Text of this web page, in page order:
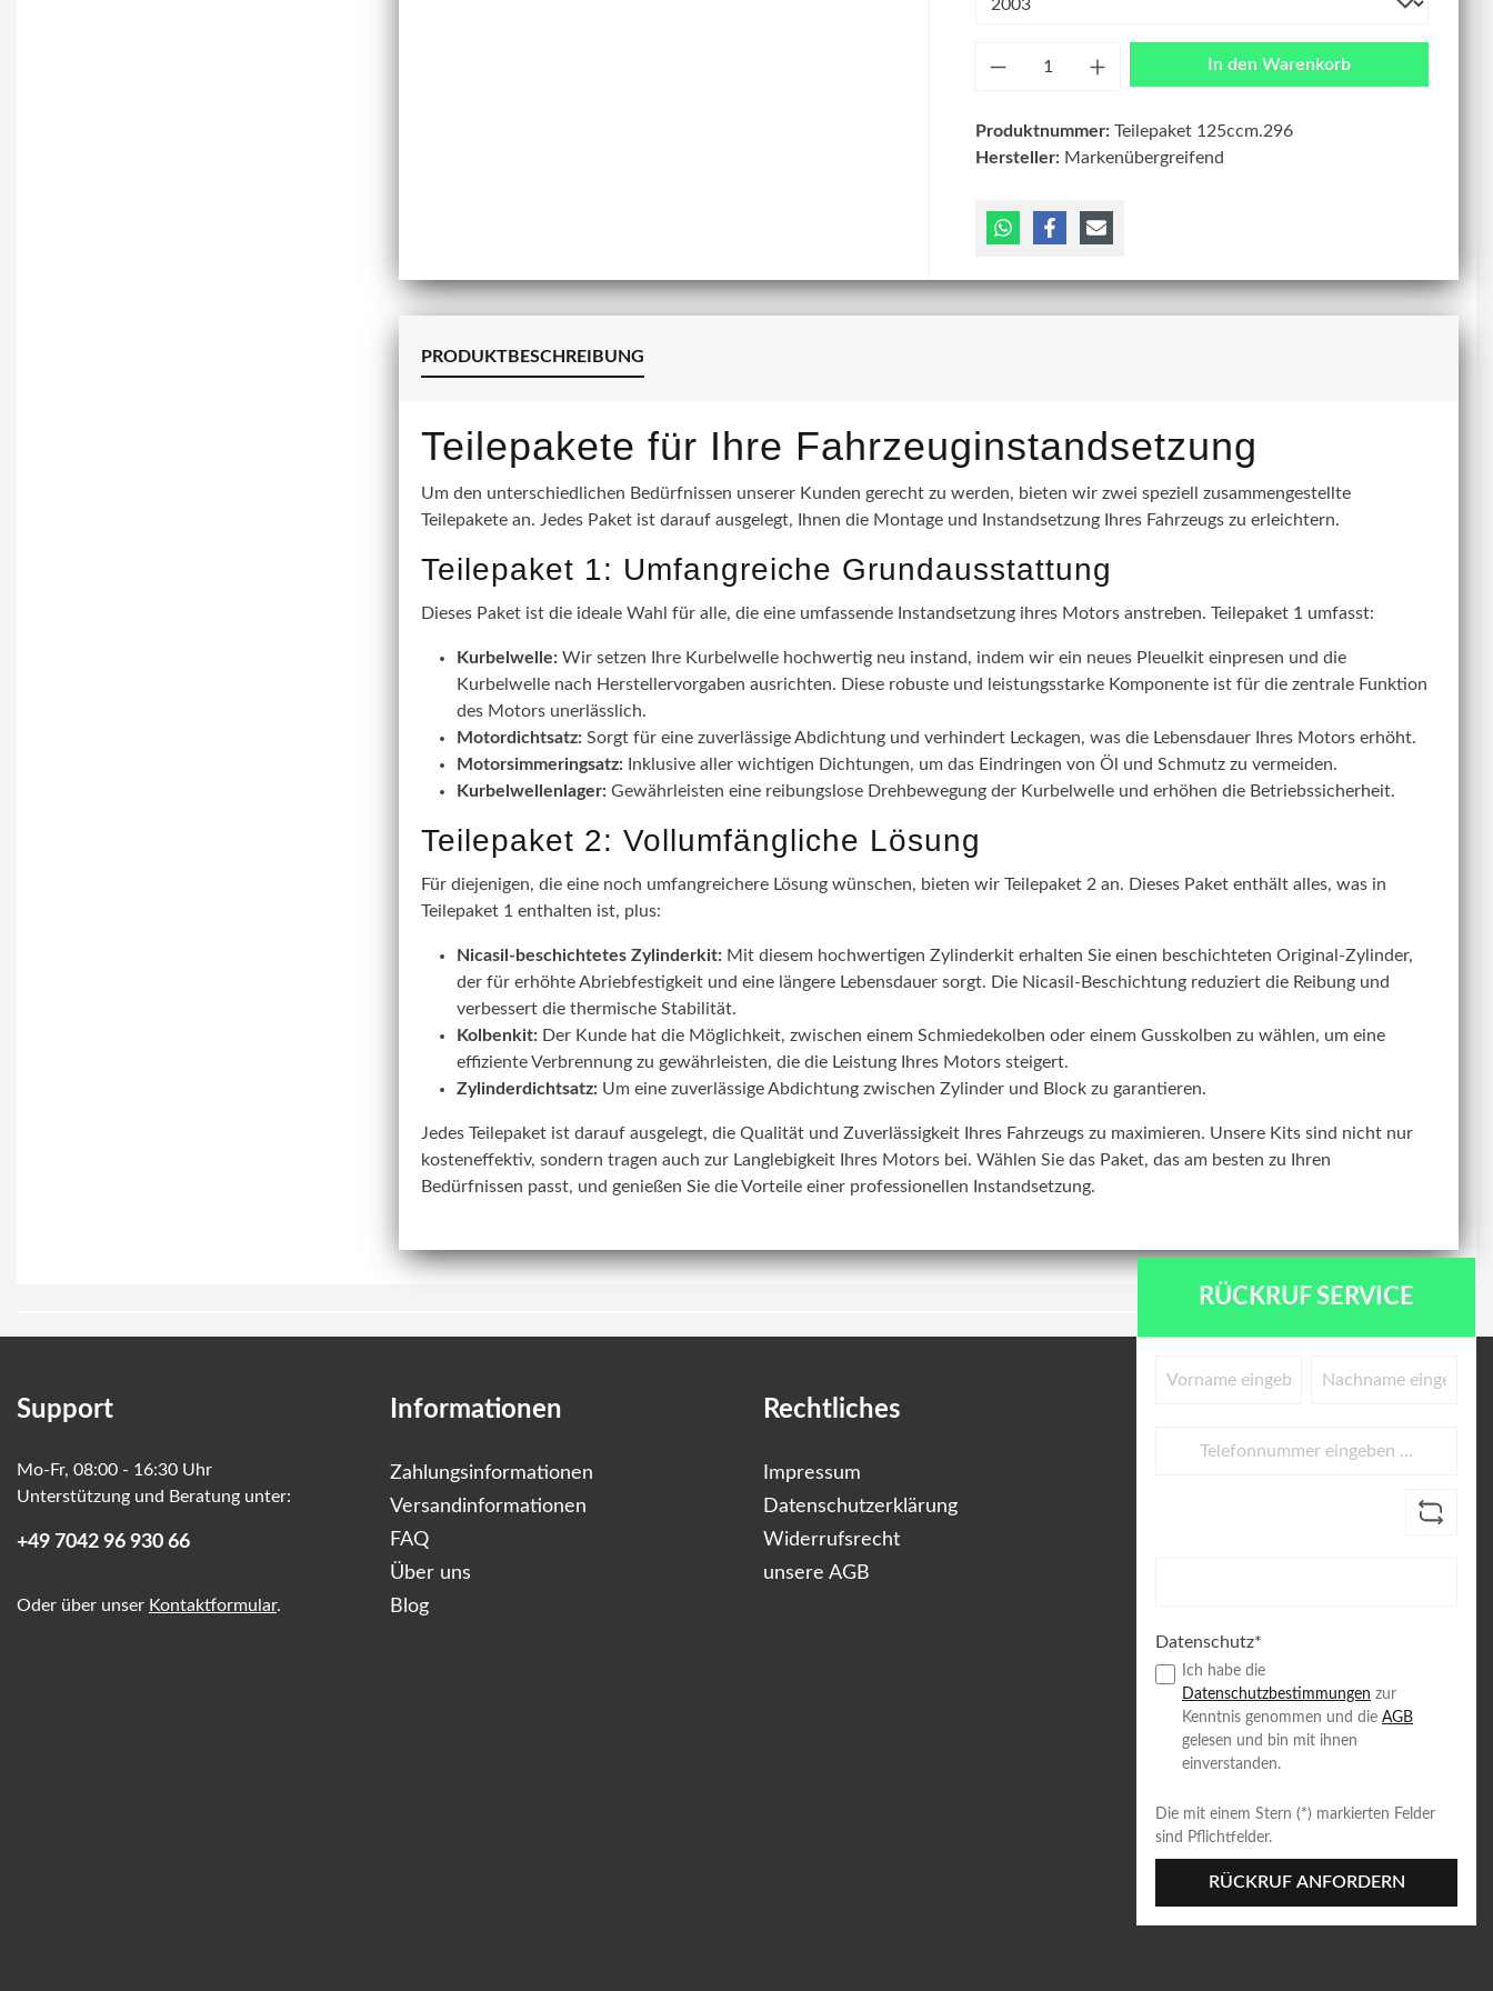
In den Warenkorb
Produktnummer:Teilepaket 125ccm.296
Hersteller: Markenübergreifend
PRODUKTBESCHREIBUNG
Teilepakete für Ihre Fahrzeuginstandsetzung
Um den unterschiedlichen Bedürfnissen unserer Kunden gerecht zu werden, bieten wir zwei speziell zusammengestellte
Teilepakete an. Jedes Paket ist darauf ausgelegt, Ihnen die Montage und Instandsetzung Ihres Fahrzeugs zu erleichtern.
Teilepaket 1: Umfangreiche Grundausstattung
Dieses Paket ist die ideale Wahl für alle, die eine umfassende Instandsetzung ihres Motors anstreben. Teilepaket 1 umfasst:
Kurbelwelle: Wir setzen Ihre Kurbelwelle hochwertig neu instand, indem wir ein neues Pleuelkit einpresen und die
Kurbelwelle nach Herstellervorgaben ausrichten. Diese robuste und leistungsstarke Komponente ist für die zentrale Funktion
des Motors unerlässlich.
Motordichtsatz: Sorgt für eine zuverlässige Abdichtung und verhindert Leckagen, was die Lebensdauer Ihres Motors erhöht.
Motorsimmeringsatz: Inklusive aller wichtigen Dichtungen, um das Eindringen von Öl und Schmutz zu vermeiden.
Kurbelwellenlager: Gewährleisten eine reibungslose Drehbewegung der Kurbelwelle und erhöhen die Betriebssicherheit.
Teilepaket 2: Vollumfängliche Lösung
Für diejenigen, die eine noch umfangreichere Lösung wünschen, bieten wir Teilepaket 2 an. Dieses Paket enthält alles, was in
Teilepaket 1 enthalten ist, plus:
Nicasil-beschichtetes Zylinderkit: Mit diesem hochwertigen Zylinderkit erhalten Sie einen beschichteten Original-Zylinder,
der für erhöhte Abriebfestigkeit und eine längere Lebensdauer sorgt. Die Nicasil-Beschichtung reduziert die Reibung und
verbessert die thermische Stabilität.
Kolbenkit: Der Kunde hat die Möglichkeit, zwischen einem Schmiedekolben oder einem Gusskolben zu wählen, um eine
effiziente Verbrennung zu gewährleisten, die die Leistung Ihres Motors steigert.
Zylinderdichtsatz: Um eine zuverlässige Abdichtung zwischen Zylinder und Block zu garantieren.
Jedes Teilepaket ist darauf ausgelegt, die Qualität und Zuverlässigkeit Ihres Fahrzeugs zu maximieren. Unsere Kits sind nicht nur
kosteneffektiv, sondern tragen auch zur Langlebigkeit Ihres Motors bei. Wählen Sie das Paket, das am besten zu Ihren
Bedürfnissen passt, und genießen Sie die Vorteile einer professionellen Instandsetzung.
Support
Mo-Fr, 08:00 - 16:30 Uhr
Unterstützung und Beratung unter:
+49 7042 96 930 66
Oder über unser Kontaktformular.
Informationen
Zahlungsinformationen
Versandinformationen
FAQ
Über uns
Blog
Rechtliches
Impressum
Datenschutzerklärung
Widerrufsrecht
unsere AGB
RÜCKRUF SERVICE
Datenschutz*
Ich habe die
Datenschutzbestimmungen zur
Kenntnis genommen und die AGB
gelesen und bin mit ihnen
einverstanden.
Die mit einem Stern (*) markierten Felder
sind Pflichtfelder.
RÜCKRUF ANFORDERN